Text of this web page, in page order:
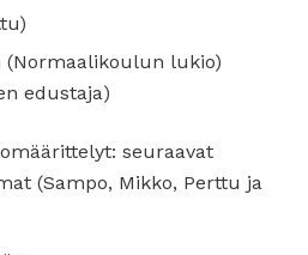
(Normaalikoulun lukio)
edustaja)
seuraavat
(Sampo, Mikko, Perttu ja